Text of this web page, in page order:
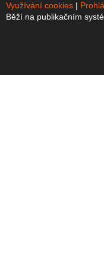
Využívání cookies
Běží na publikačním